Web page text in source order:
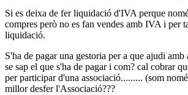
Si es deixa de fer liquidació d'IVA perque
compres però no es fan vendes amb IVA i per
liquidació.
S'ha de pagar una gestoria per a que ajudi amb
se sap el que s'ha de pagar i com? cal cobrar
per participar d'una associació......... (som
millor desfer l'Associació???